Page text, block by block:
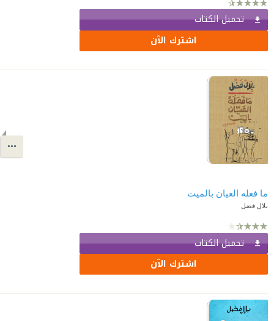
تحميل الكتاب
اشترك الآن
ما فعله العيان بالميت
بلال فضل
تحميل الكتاب
اشترك الآن